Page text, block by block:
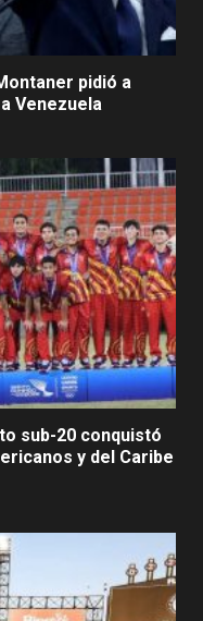
pidió a
Venezuela
sub-20 conquistó
y del Caribe